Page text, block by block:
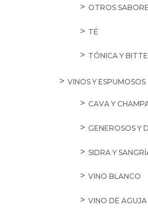
OTROS
TÉ
TÓNICA Y
VINOS Y ESPUMOSOS
CAVA Y
GENEROSOS Y
SIDRA Y
VINO BLANCO
VINO DE